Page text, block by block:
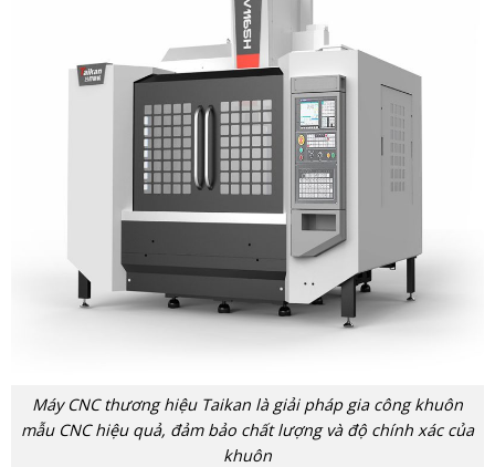
Máy CNC thương hiệu Taikan là giải pháp gia công khuôn
mẫu CNC hiệu quả, đảm bảo chất lượng và độ chính xác của
khuôn